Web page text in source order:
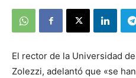
El rector de la Universidad
Zolezzi, adelantó que «se